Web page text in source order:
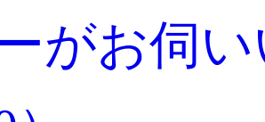
がお伺